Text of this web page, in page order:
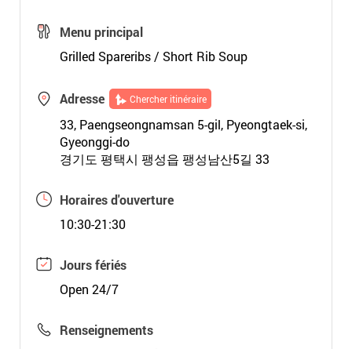
Menu principal
Grilled Spareribs / Short Rib Soup
Adresse Chercher itinéraire
33, Paengseongnamsan 5-gil, Pyeongtaek-si,
Gyeonggi-do
경기도 평택시 팽성읍 팽성남산5길 33
Horaires d'ouverture
10:30-21:30
Jours fériés
Open 24/7
Renseignements